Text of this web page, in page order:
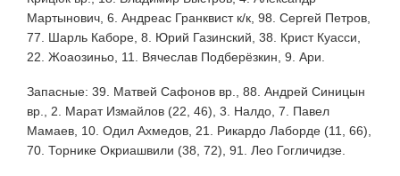
Мартынович, 6. Андреас Гранквист к/к, 98. Сергей Петров,
77. Шарль Каборе, 8. Юрий Газинский, 38. Крист Куасси,
22. Жоаозиньо, 11. Вячеслав Подберёзкин, 9. Ари.
Запасные: 39. Матвей Сафонов вр., 88. Андрей Синицын
вр., 2. Марат Измайлов (22, 46), 3. Налдо, 7. Павел
Мамаев, 10. Одил Ахмедов, 21. Рикардо Лаборде (11, 66),
70. Торнике Окриашвили (38, 72), 91. Лео Гогличидзе.